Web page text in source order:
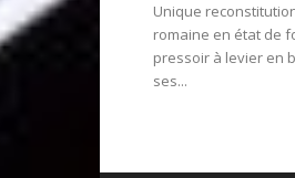
Unique
romaine en état de
pressoir à levier en
ses...